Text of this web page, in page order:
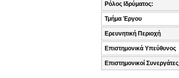
Ρόλος Ιδρύματος:
Τμήμα Έργου
Ερευνητική Περιοχή
Επιστημονικά Υπεύθυνος
Επιστημονικοί Συνεργάτες